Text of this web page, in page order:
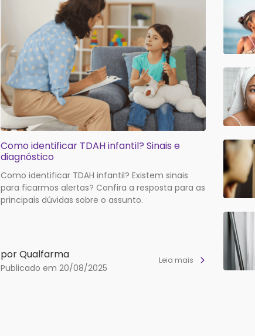
Como identificar TDAH infantil? Sinais e
diagnóstico
Como identificar TDAH infantil? Existem sinais
para ficarmos alertas? Confira a resposta para as
principais dúvidas sobre o assunto.
por Qualfarma
Publicado em 20/08/2025
Leia mais